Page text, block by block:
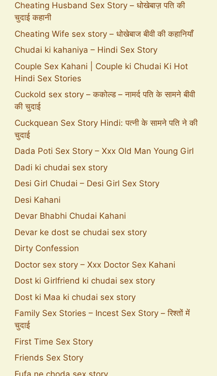
Cheating Husband Sex Story – धोखेबाज़ पति की
चुदाई कहानी
Cheating Wife sex story – धोखेबाज बीवी की कहानियाँ
Chudai ki kahaniya – Hindi Sex Story
Couple Sex Kahani | Couple ki Chudai Ki Hot
Hindi Sex Stories
Cuckold sex story – ककोल्ड – नामर्द पति के सामने बीवी
की चुदाई
Cuckquean Sex Story Hindi: पत्नी के सामने पति ने की
चुदाई
Dada Poti Sex Story – Xxx Old Man Young Girl
Dadi ki chudai sex story
Desi Girl Chudai – Desi Girl Sex Story
Desi Kahani
Devar Bhabhi Chudai Kahani
Devar ke dost se chudai sex story
Dirty Confession
Doctor sex story – Xxx Doctor Sex Kahani
Dost ki Girlfriend ki chudai sex story
Dost ki Maa ki chudai sex story
Family Sex Stories – Incest Sex Story – रिश्तों में
चुदाई
First Time Sex Story
Friends Sex Story
Fufa ne choda sex story